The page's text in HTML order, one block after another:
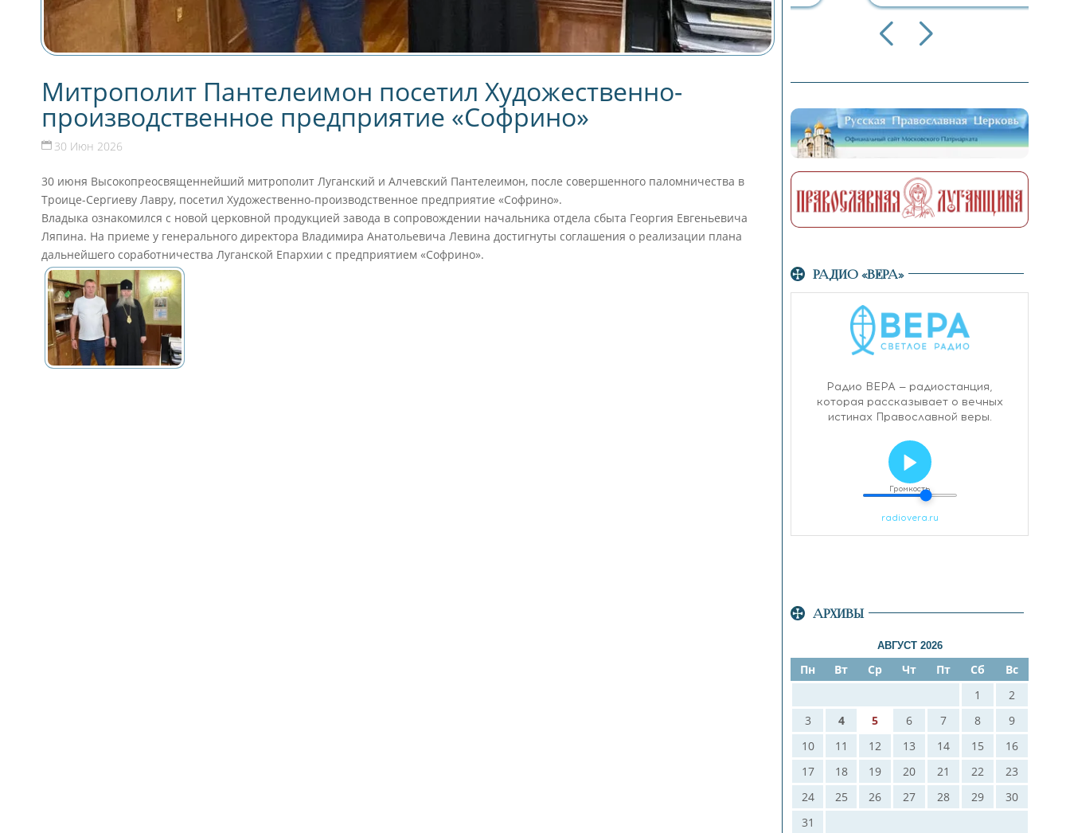
Митрополит Пантелеимон посетил Художественно-
производственное предприятие «Софрино»
30 Июн 2026
30 июня Высокопреосвященнейший митрополит Луганский и Алчевский Пантелеимон, после совершенного паломничества в
Троице-Сергиеву Лавру, посетил Художественно-производственное предприятие «Софрино».
Владыка ознакомился с новой церковной продукцией завода в сопровождении начальника отдела сбыта Георгия Евгеньевича
Ляпина. На приеме у генерального директора Владимира Анатольевича Левина достигнуты соглашения о реализации плана
дальнейшего соработничества Луганской Епархии с предприятием «Софрино».
РАДИО «ВЕРА»
АРХИВЫ
АВГУСТ 2026
Пн Вт Ср Чт Пт Сб
Вс
1
2
3
4 5 6 7 8
9
10
11 12 13 14 15
16
17
18 19 20 21 22
23
24
25 26 27 28 29
30
31